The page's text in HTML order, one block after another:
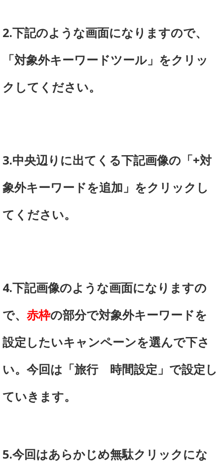
2.下記のような画面になりますので、
「対象外キーワードツール」をクリッ
クしてください。
3.中央辺りに出てくる下記画像の「+対
象外キーワードを追加」をクリックし
てください。
4.下記画像のような画面になりますの
で、 赤枠の部分で対象外キーワードを
設定したいキャンペーンを選んで下さ
い。今回は「旅行 時間設定」で設定し
ていきます。
5.今回はあらかじめ無駄クリックにな